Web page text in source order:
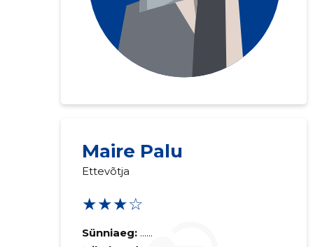
Maire Palu
Ettevõtja
★★★☆
Sünniaeg: ......